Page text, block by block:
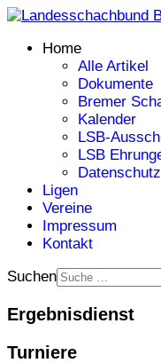
Home
Alle Artikel
Dokumente
Bremer
Kalender
LSB-
LSB
Ligen
Vereine
Impressum
Kontakt
Suchen
Ergebnisdienst
Turniere